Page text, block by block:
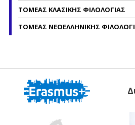
ΤΟΜΕΑΣ ΚΛΑΣΙΚΗΣ ΦΙΛΟΛΟΓΙΑΣ
ΤΟΜΕΑΣ ΝΕΟΕΛΛΗΝΙΚΗΣ